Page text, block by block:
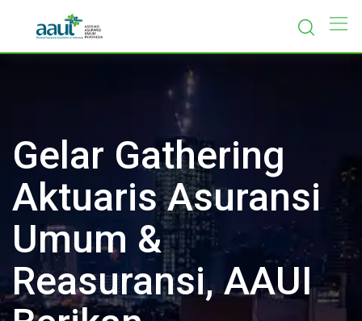
content
Gelar Gathering
Aktuaris Asuransi
Umum &
Reasuransi, AAUI